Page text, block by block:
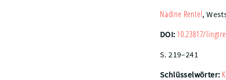
Nadine Rentel,
DOI: 10.23817/
S. 219–241
Schlüsselwörter: